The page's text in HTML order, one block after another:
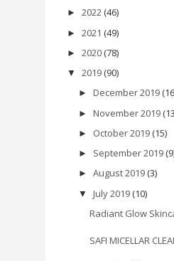
► 2022 (46)
► 2021 (49)
► 2020 (78)
▼ 2019 (90)
► December 2019
► November 2019
► October 2019 (15)
► September 2019
► August 2019 (3)
▼ July 2019 (10)
Radiant Glow
SAFI MICELLAR